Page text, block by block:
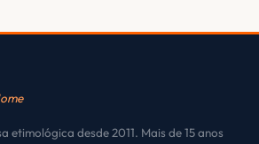
etimológica desde 2011. Mais de 15 anos